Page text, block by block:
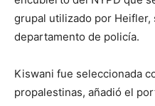
grupal utilizado por
departamento de policía.
Kiswani fue seleccionada
propalestinas, añadió el